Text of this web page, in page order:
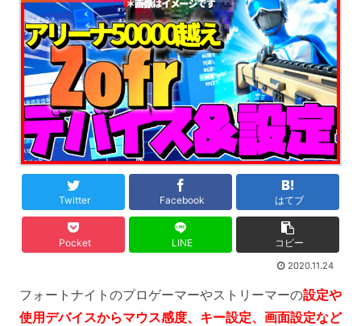
Twitter Facebook はてブ
Pocket LINE コピー
2020.11.24
フォートナイトのプロゲーマーやストリーマーの設定や
使用デバイスからマウス感度、キー設定、画面設定など